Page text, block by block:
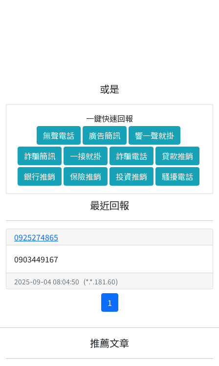
或是
一鍵快速回報
無聲電話
廣告簡訊
響一聲就掛
詐騙簡訊
一接就掛 詐騙電話
貸款推銷
銀行推銷
保險推銷 投資推銷 騷擾電話
最近回報
0925274865
0903449167
2025-09-04 08:04:50 (*.*.181.60)
1
推薦文章